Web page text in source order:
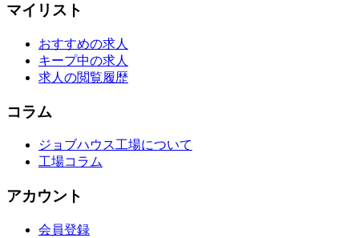
マイリスト
おすすめの求人
キープ中の求人
求人の閲覧履歴
コラム
ジョブハウス工場について
工場コラム
アカウント
会員登録